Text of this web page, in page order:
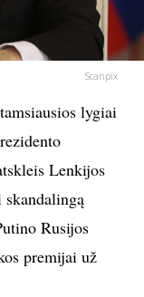
Scanpix
lygiai
Lenkijos
Rusijos
premijai už